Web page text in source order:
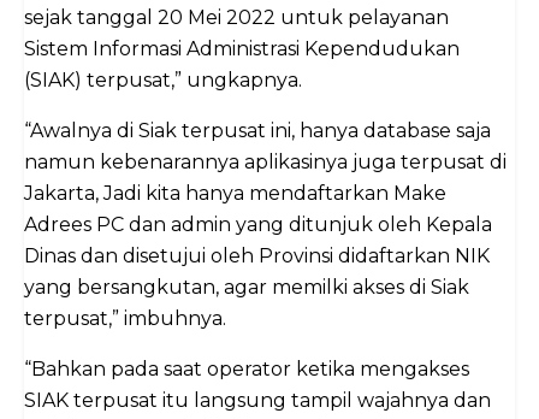
sejak tanggal 20 Mei 2022 untuk pelayanan
Sistem Informasi Administrasi Kependudukan
(SIAK) terpusat,” ungkapnya.
“Awalnya di Siak terpusat ini, hanya database saja
namun kebenarannya aplikasinya juga terpusat di
Jakarta, Jadi kita hanya mendaftarkan Make
Adrees PC dan admin yang ditunjuk oleh Kepala
Dinas dan disetujui oleh Provinsi didaftarkan NIK
yang bersangkutan, agar memilki akses di Siak
terpusat,” imbuhnya.
“Bahkan pada saat operator ketika mengakses
SIAK terpusat itu langsung tampil wajahnya dan